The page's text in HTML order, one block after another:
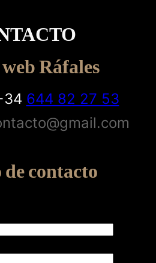
Ráfales
644 82 27 53
contacto